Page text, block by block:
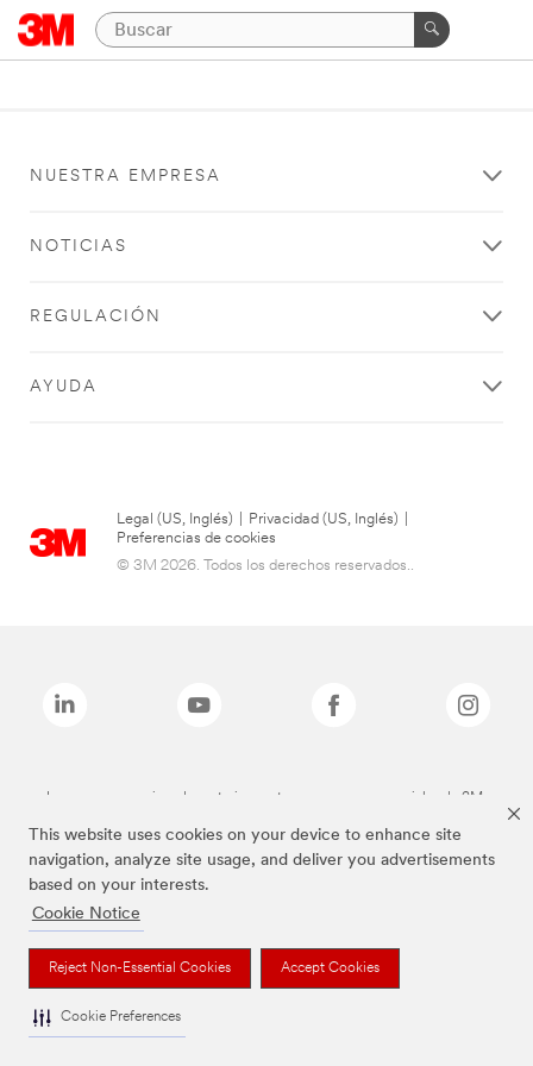
This website uses cookies on your device to enhance site
navigation, analyze site usage, and deliver you advertisements
based on your interests.
Cookie Notice
Reject Non-Essential Cookies Accept Cookies
Cookie Preferences
NUESTRA EMPRESA
NOTICIAS
REGULACIÓN
AYUDA
Legal (US, Inglés) Privacidad (US, Inglés)
Preferencias de cookies
© 3M 2026. Todos los derechos reservados..
Las marcas mencionadas anteriormente son marcas comerciales de 3M.